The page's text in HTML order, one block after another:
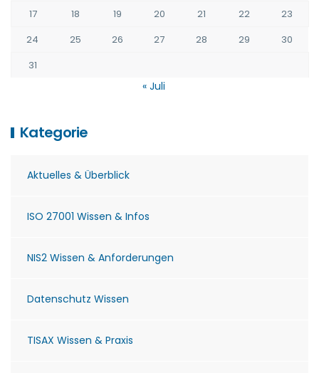
17 18 19 20 21 22
23
24
25 26 27 28 29
30
31
« Juli
Kategorie
Aktuelles & Überblick
ISO 27001 Wissen & Infos
NIS2 Wissen & Anforderungen
Datenschutz Wissen
TISAX Wissen & Praxis